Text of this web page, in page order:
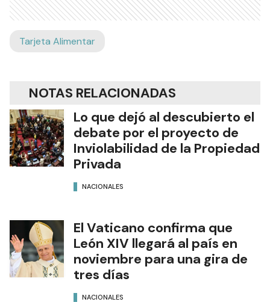
Tarjeta Alimentar
NOTAS RELACIONADAS
Lo que dejó al descubierto el
debate por el proyecto de
Inviolabilidad de la Propiedad
Privada
NACIONALES
El Vaticano confirma que
León XIV llegará al país en
noviembre para una gira de
tres días
NACIONALES